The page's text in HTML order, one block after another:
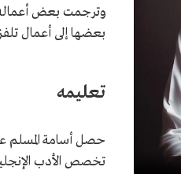
وترجمت بعض
بعضها إلى أعمال
تعليمه
حصل أسامة المسلم
تخصص الأدب